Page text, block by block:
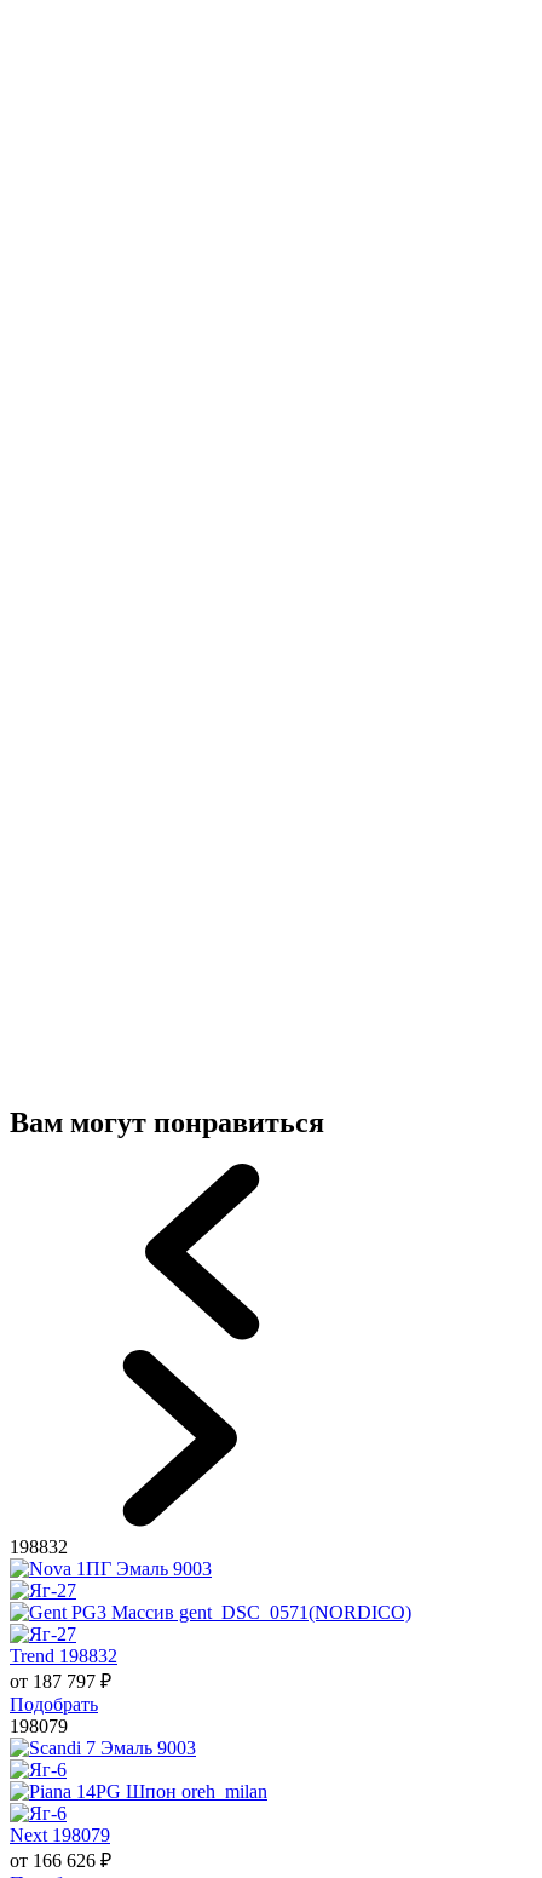
Вам могут понравиться
198832
Trend 198832
от 187 797 ₽
Подобрать
198079
Next 198079
от 166 626 ₽